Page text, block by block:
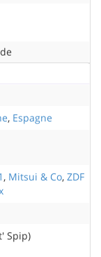
, Espagne
, Mitsui & Co, ZDF
Spip)